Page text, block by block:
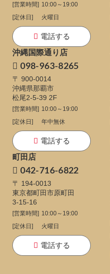
[営業時間] 10:00～19:00
[定休日]
火曜日
電話する
沖縄国際通り店
098-963-8265
〒 900-0014
沖縄県那覇市
松尾2-5-39 2F
[営業時間] 10:00～19:00
[定休日]
年中無休
電話する
町田店
042-716-6822
〒 194-0013
東京都町田市原町田
3-15-16
[営業時間] 10:00～19:00
[定休日]
火曜日
電話する